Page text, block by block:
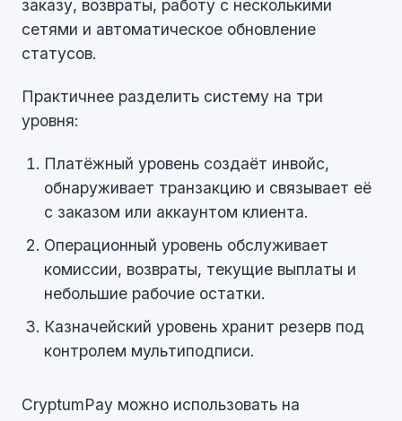
заказу, возвраты, работу с несколькими
сетями и автоматическое обновление
статусов.
Практичнее разделить систему на три
уровня:
Платёжный уровень создаёт инвойс,
обнаруживает транзакцию и связывает её
с заказом или аккаунтом клиента.
Операционный уровень обслуживает
комиссии, возвраты, текущие выплаты и
небольшие рабочие остатки.
Казначейский уровень хранит резерв под
контролем мультиподписи.
CryptumPay можно использовать на